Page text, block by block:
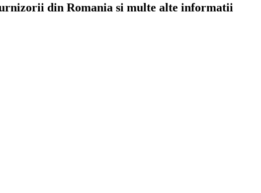
din Romania si multe alte informatii